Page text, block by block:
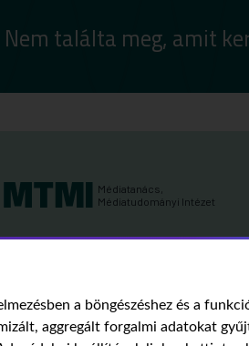
Nem találta meg, amit
a böngészéshez és a
aggregált forgalmi adatokat
Médiatanács,
Médiatudományi Intézet